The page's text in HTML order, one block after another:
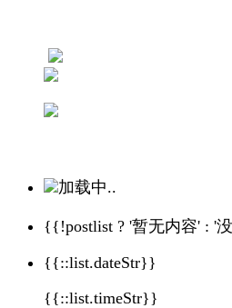
加载中..
{{!postlist ? '暂无内容' : '
{{::list.dateStr}}
{{::list.timeStr}}